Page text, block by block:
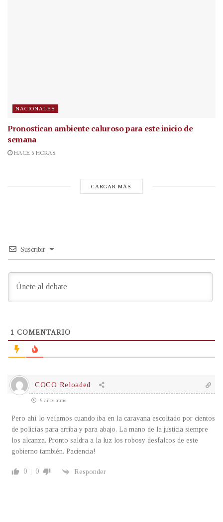
NACIONALES
Pronostican ambiente caluroso para este inicio de
semana
HACE 5 HORAS
CARGAR MÁS
Suscribir
1 COMENTARIO
COCO Reloaded
5 años atrás
Pero ahí lo veíamos cuando iba en la caravana escoltado por cientos
de policías para arriba y para abajo. La mano de la justicia siempre
los alcanza. Pronto saldra a la luz los robosy desfalcos de este
gobierno también. Paciencia!
0 0 Responder